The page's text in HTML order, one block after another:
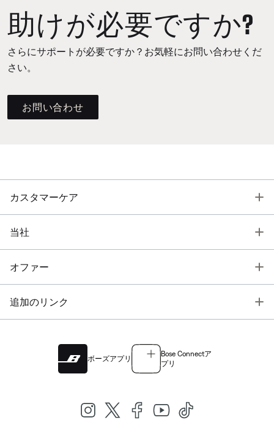
助けが必要ですか?
さらにサポートが必要ですか？お気軽にお問い合わせくだ
さい。
お問い合わせ
カスタマーケア
当社
オファー
追加のリンク
ボーズアプリ
Bose Connectア
プリ